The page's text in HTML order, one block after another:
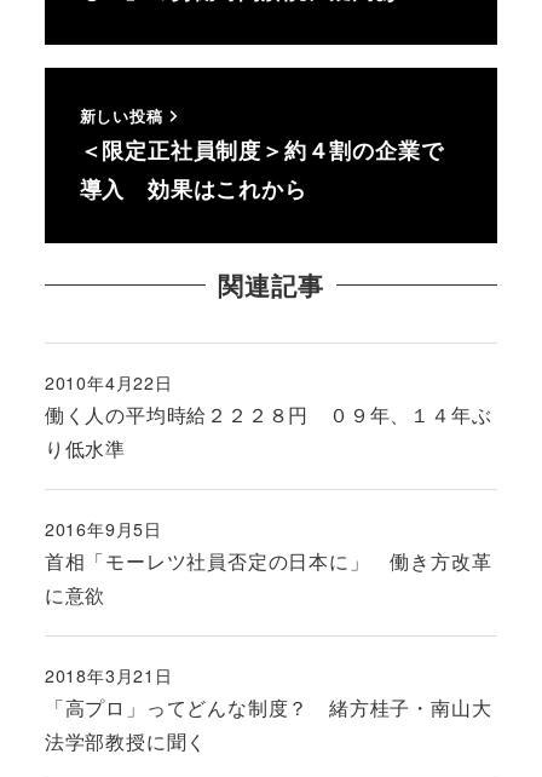
新しい投稿
＜限定正社員制度＞約４割の企業で
導入 効果はこれから
関連記事
働く人の平均時給２２２８円 ０９年、１４年ぶ
り低水準
投稿日
2010年4月22日
首相「モーレツ社員否定の日本に」 働き方改革
に意欲
投稿日
2016年9月5日
「高プロ」ってどんな制度？ 緒方桂子・南山大
法学部教授に聞く
投稿日
2018年3月21日